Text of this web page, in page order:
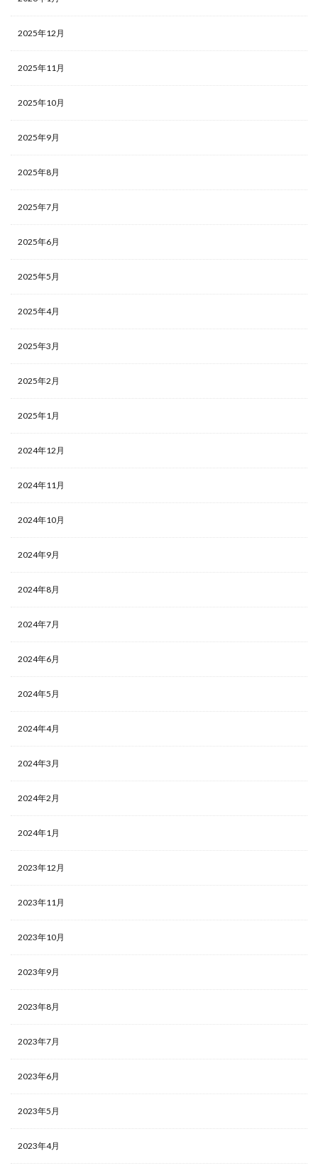
2025年12月
2025年11月
2025年10月
2025年9月
2025年8月
2025年7月
2025年6月
2025年5月
2025年4月
2025年3月
2025年2月
2025年1月
2024年12月
2024年11月
2024年10月
2024年9月
2024年8月
2024年7月
2024年6月
2024年5月
2024年4月
2024年3月
2024年2月
2024年1月
2023年12月
2023年11月
2023年10月
2023年9月
2023年8月
2023年7月
2023年6月
2023年5月
2023年4月